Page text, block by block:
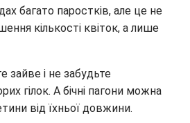
багато паростків, але це не
кількості квіток, а лише
зайве і не забудьте
гілок. А бічні пагони можна
від їхньої довжини.